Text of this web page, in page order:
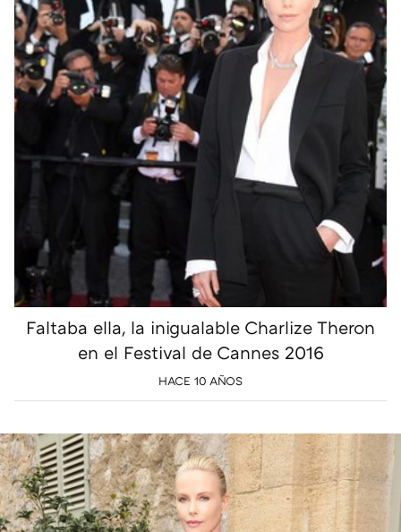
Faltaba ella, la inigualable Charlize Theron
en el Festival de Cannes 2016
HACE 10 AÑOS